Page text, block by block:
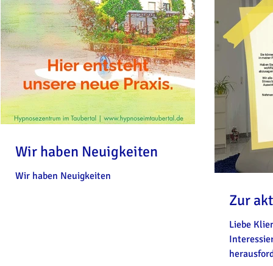
Wir haben Neuigkeiten
Wir haben Neuigkeiten
Zur
Liebe
Interessierte, auch in